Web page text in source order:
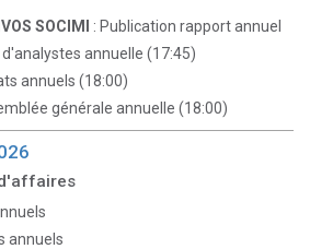
SOCIMI
: Publication rapport annuel
d'analystes annuelle (17:45)
annuels (18:00)
générale annuelle (18:00)
annuels